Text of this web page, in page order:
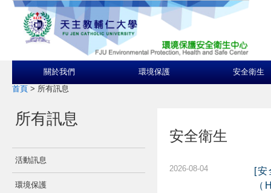
關於我們 環境保護 安全衛生
首頁 > 所有訊息
所有訊息
活動訊息
環境保護
安全衛生
2026-08-04
[安